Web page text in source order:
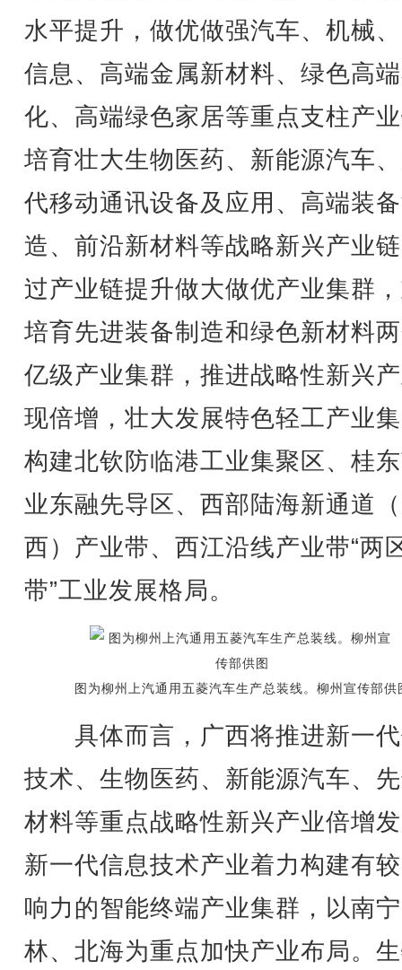
水平提升，做优做强汽车、机械
信息、高端金属新材料、绿色高
化、高端绿色家居等重点支柱产
培育壮大生物医药、新能源汽车
代移动通讯设备及应用、高端装
造、前沿新材料等战略新兴产业
过产业链提升做大做优产业集群
培育先进装备制造和绿色新材料
亿级产业集群，推进战略性新兴
现倍增，壮大发展特色轻工产业
构建北钦防临港工业集聚区、桂
业东融先导区、西部陆海新通道
西）产业带、西江沿线产业带“两
带”工业发展格局。
图为柳州上汽通用五菱汽车生产总装线。柳州宣传部供
具体而言，广西将推进新一
技术、生物医药、新能源汽车、
材料等重点战略性新兴产业倍增
新一代信息技术产业着力构建有
响力的智能终端产业集群，以南
林、北海为重点加快产业布局。